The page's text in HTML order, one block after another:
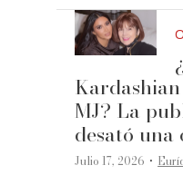
MJ? La
desató
Julio 17, 2026 ·